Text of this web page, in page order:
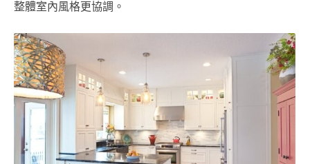
整體室內風格更協調。